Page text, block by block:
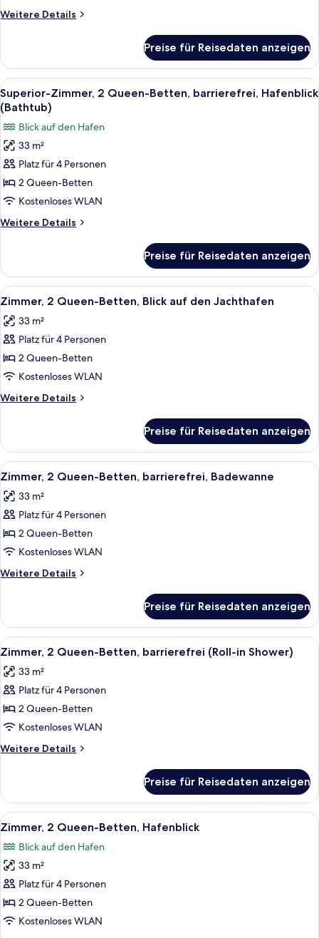
anzeigen
Weitere Details
Weitere
Zimmer,
2 Queen-
Betten,
Hafenblick
Preise für Reisedaten anzeigen
Alle
Fotos
für
Superior-
Zimmer,
2 Queen-
Betten,
barrierefrei,
Hafenblick
(Bathtub)
Ein mehrstöckiges Gebäude mit
5
Superior-Zimmer, 2 Queen-Betten, barrierefrei, Hafenblick
(Bathtub)
Blick auf den Hafen
33 m²
Platz für 4 Personen
2 Queen-Betten
Kostenloses WLAN
Weitere Details
Weitere
Zimmer,
2 Queen-
Betten,
Hafenblick
(Bathtub)
Preise für Reisedaten anzeigen
Alle
Fotos
für
Zimmer,
2 Queen-
Betten,
Blick
auf
Jachthafen
anzeigen
Ein Hotelzimmer mit zwei Betten,
4
Zimmer, 2 Queen-Betten, Blick auf den Jachthafen
33 m²
Platz für 4 Personen
2 Queen-Betten
Kostenloses WLAN
Weitere Details
Weitere
2 Queen-
Betten,
Blick
den
Jachthafen
Preise für Reisedaten anzeigen
Alle
Fotos
für
Zimmer,
2 Queen-
Betten,
barrierefrei,
Badewanne
Ein Hotelzimmer mit zwei Betten,
4
Zimmer, 2 Queen-Betten, barrierefrei, Badewanne
33 m²
Platz für 4 Personen
2 Queen-Betten
Kostenloses WLAN
Weitere Details
Weitere
2 Queen-
Betten,
barrierefrei,
Preise für Reisedaten anzeigen
Alle
Fotos
für
Zimmer,
2 Queen-
Betten,
barrierefrei
(Roll-
Shower)
anzeigen
Ein Hotelzimmer mit zwei Betten,
4
Zimmer, 2 Queen-Betten, barrierefrei (Roll-in Shower)
33 m²
Platz für 4 Personen
2 Queen-Betten
Kostenloses WLAN
Weitere Details
Weitere
2 Queen-
Betten,
barrierefrei
in
Shower)
Preise für Reisedaten anzeigen
Alle
Fotos
für
Zimmer,
2 Queen-
Betten,
Hafenblick
Ein Hotelzimmer mit zwei Betten,
4
Zimmer, 2 Queen-Betten, Hafenblick
Blick auf den Hafen
33 m²
Platz für 4 Personen
2 Queen-Betten
Kostenloses WLAN